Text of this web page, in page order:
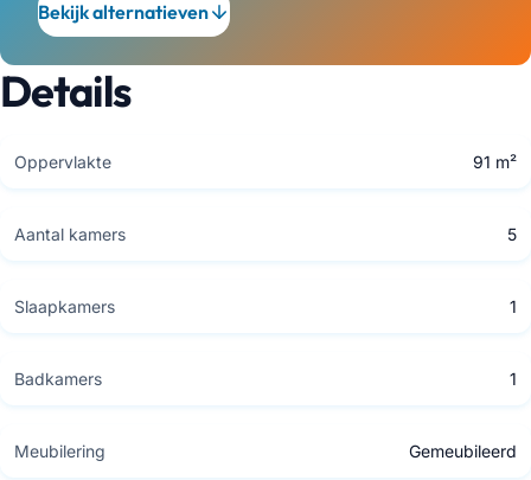
Bekijk alternatieven
Details
Oppervlakte 91 m²
Aantal kamers 5
Slaapkamers 1
Badkamers 1
Meubilering Gemeubileerd